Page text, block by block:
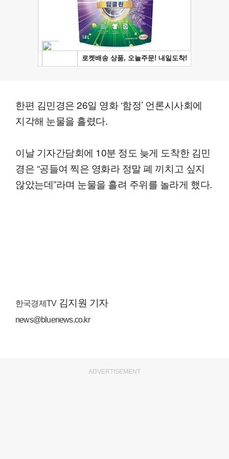
한편 김민경은 26일 영화 ‘함정’ 언론시사회에
지각해 눈물을 흘렸다.
이날 기자간담회에 10분 정도 늦게 도착한 김민
경은 “공들여 찍은 영화라 정말 폐 끼치고 싶지
않았는데”라며 눈물을 흘려 주위를 놀라게 했다.
한국경제TV김지원 기자
news@bluenews.co.kr
ADVERTISEMENT